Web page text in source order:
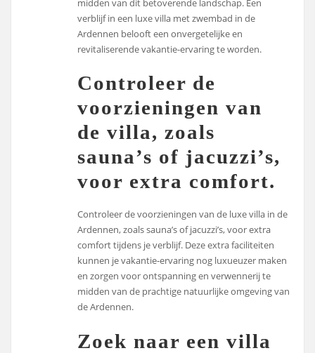
midden van dit betoverende landschap. Een
verblijf in een luxe villa met zwembad in de
Ardennen belooft een onvergetelijke en
revitaliserende vakantie-ervaring te worden.
Controleer de
voorzieningen van
de villa, zoals
sauna’s of jacuzzi’s,
voor extra comfort.
Controleer de voorzieningen van de luxe villa in de
Ardennen, zoals sauna’s of jacuzzi’s, voor extra
comfort tijdens je verblijf. Deze extra faciliteiten
kunnen je vakantie-ervaring nog luxueuzer maken
en zorgen voor ontspanning en verwennerij te
midden van de prachtige natuurlijke omgeving van
de Ardennen.
Zoek naar een villa